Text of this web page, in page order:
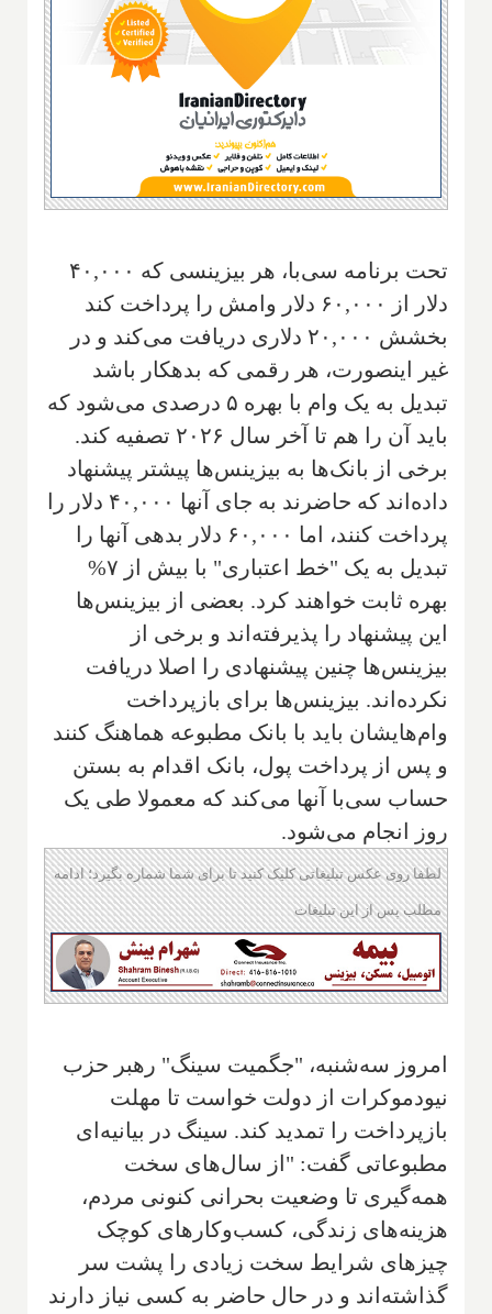
تحت برنامه سی‌با، هر بیزینسی که ۴۰,۰۰۰
دلار از ۶۰,۰۰۰ دلار وامش را پرداخت کند
بخشش ۲۰,۰۰۰ دلاری دریافت می‌کند و در
غیر اینصورت، هر رقمی که بدهکار باشد
تبدیل به یک وام با بهره ۵ درصدی می‌شود که
باید آن را هم تا آخر سال ۲۰۲۶ تصفیه کند.
برخی از بانک‌ها به بیزینس‌ها پیشتر پیشنهاد
داده‌اند که حاضرند به جای آنها ۴۰,۰۰۰ دلار را
پرداخت کنند، اما ۶۰,۰۰۰ دلار بدهی آنها را
تبدیل به یک "خط اعتباری" با بیش از ۷%
بهره ثابت خواهند کرد. بعضی از بیزینس‌ها
این پیشنهاد را پذیرفته‌اند و برخی از
بیزینس‌ها چنین پیشنهادی را اصلا دریافت
نکرده‌اند. بیزینس‌ها برای بازپرداخت
وام‌هایشان باید با بانک مطبوعه هماهنگ کنند
و پس از پرداخت پول، بانک اقدام به بستن
حساب سی‌با آنها می‌کند که معمولا طی یک
روز انجام می‌شود.
لطفا روی عکس تبلیغاتی کلیک کنید تا برای شما شماره بگیرد؛ ادامه
مطلب پس از این تبلیغات
امروز سه‌شنبه، "جگمیت سینگ" رهبر حزب
نیودموکرات از دولت خواست تا مهلت
بازپرداخت را تمدید کند. سینگ در بیانیه‌ای
مطبوعاتی گفت: "از سال‌های سخت
همه‌گیری تا وضعیت بحرانی کنونی مردم،
هزینه‌های زندگی، کسب‌وکارهای کوچک
چیزهای شرایط سخت زیادی را پشت سر
گذاشته‌اند و در حال حاضر به کسی نیاز دارند